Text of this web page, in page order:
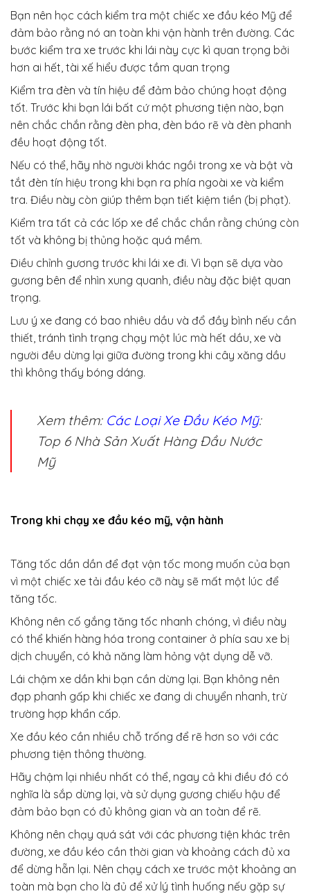
Bạn nên học cách kiểm tra một chiếc xe đầu kéo Mỹ để
đảm bảo rằng nó an toàn khi vận hành trên đường. Các
bước kiểm tra xe trước khi lái này cực kì quan trọng bởi
hơn ai hết, tài xế hiểu được tầm quan trọng
Kiểm tra đèn và tín hiệu để đảm bảo chúng hoạt động
tốt. Trước khi bạn lái bất cứ một phương tiện nào, bạn
nên chắc chắn rằng đèn pha, đèn báo rẽ và đèn phanh
đều hoạt động tốt.
Nếu có thể, hãy nhờ người khác ngồi trong xe và bật và
tắt đèn tín hiệu trong khi bạn ra phía ngoài xe và kiểm
tra. Điều này còn giúp thêm bạn tiết kiệm tiền (bị phạt).
Kiểm tra tất cả các lốp xe để chắc chắn rằng chúng còn
tốt và không bị thủng hoặc quá mềm.
Điều chỉnh gương trước khi lái xe đi. Vì bạn sẽ dựa vào
gương bên để nhìn xung quanh, điều này đặc biệt quan
trọng.
Lưu ý xe đang có bao nhiêu dầu và đổ đầy bình nếu cần
thiết, tránh tình trạng chạy một lúc mà hết dầu, xe và
người đều dừng lại giữa đường trong khi cây xăng dầu
thì không thấy bóng dáng.
Xem thêm: Các Loại Xe Đầu Kéo Mỹ:
Top 6 Nhà Sản Xuất Hàng Đầu Nước
Mỹ
Trong khi chạy xe đầu kéo mỹ, vận hành
Tăng tốc dần dần để đạt vận tốc mong muốn của bạn
vì một chiếc xe tải đầu kéo cỡ này sẽ mất một lúc để
tăng tốc.
Không nên cố gắng tăng tốc nhanh chóng, vì điều này
có thể khiến hàng hóa trong container ở phía sau xe bị
dịch chuyển, có khả năng làm hỏng vật dụng dễ vỡ.
Lái chậm xe dần khi bạn cần dừng lại. Bạn không nên
đạp phanh gấp khi chiếc xe đang di chuyển nhanh, trừ
trường hợp khẩn cấp.
Xe đầu kéo cần nhiều chỗ trống để rẽ hơn so với các
phương tiện thông thường.
Hãy chậm lại nhiều nhất có thể, ngay cả khi điều đó có
nghĩa là sắp dừng lại, và sử dụng gương chiếu hậu để
đảm bảo bạn có đủ không gian và an toàn để rẽ.
Không nên chạy quá sát với các phương tiện khác trên
đường, xe đầu kéo cần thời gian và khoảng cách đủ xa
để dừng hẵn lại. Nên chạy cách xe trước một khoảng an
toàn mà bạn cho là đủ để xử lý tình huống nếu gặp sự